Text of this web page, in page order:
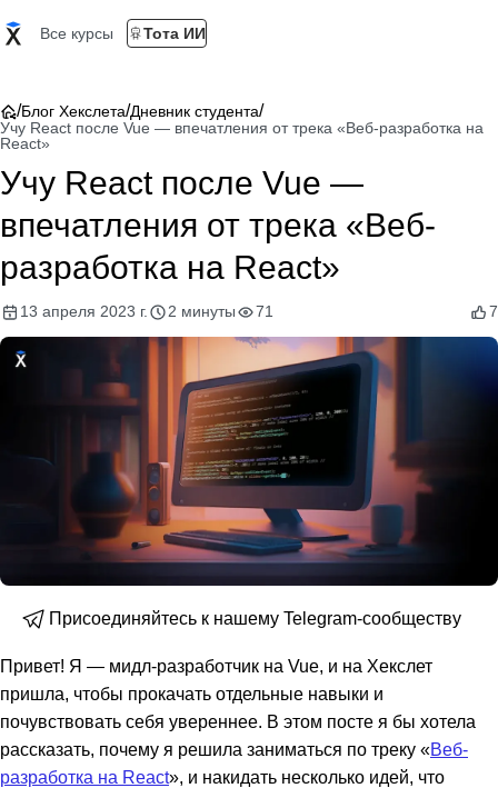
Все курсы Тота ИИ
/Блог Хекслета/Дневник студента/
Учу React после Vue — впечатления от трека «Веб-разработка на
React»
Учу React после Vue —
впечатления от трека «Веб-
разработка на React»
13 апреля 2023 г. 2 минуты 71 7
Присоединяйтесь к нашему Telegram-сообществу
Привет! Я — мидл-разработчик на Vue, и на Хекслет
пришла, чтобы прокачать отдельные навыки и
почувствовать себя увереннее. В этом посте я бы хотела
рассказать, почему я решила заниматься по треку «Веб-
разработка на React», и накидать несколько идей, что